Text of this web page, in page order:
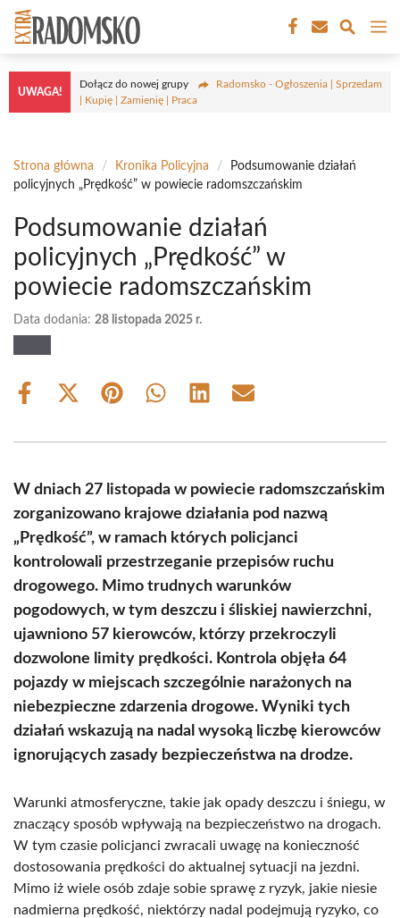
Przejdź
do
treści
UWAGA!
Dołącz do nowej grupy
Radomsko - Ogłoszenia | Sprzedam
| Kupię | Zamienię | Praca
Strona główna / Kronika Policyjna /
Podsumowanie działań
policyjnych „Prędkość” w powiecie radomszczańskim
Podsumowanie działań
policyjnych „Prędkość” w
powiecie radomszczańskim
Data dodania: 28 listopada 2025 r.
Share
Share
(Twitter)
Share Share Share Share
W dniach 27 listopada w powiecie radomszczańskim
zorganizowano krajowe działania pod nazwą
„Prędkość”, w ramach których policjanci
kontrolowali przestrzeganie przepisów ruchu
drogowego. Mimo trudnych warunków
pogodowych, w tym deszczu i śliskiej nawierzchni,
ujawniono 57 kierowców, którzy przekroczyli
dozwolone limity prędkości. Kontrola objęła 64
pojazdy w miejscach szczególnie narażonych na
niebezpieczne zdarzenia drogowe. Wyniki tych
działań wskazują na nadal wysoką liczbę kierowców
ignorujących zasady bezpieczeństwa na drodze.
Warunki atmosferyczne, takie jak opady deszczu i śniegu, w
znaczący sposób wpływają na bezpieczeństwo na drogach.
W tym czasie policjanci zwracali uwagę na konieczność
dostosowania prędkości do aktualnej sytuacji na jezdni.
Mimo iż wiele osób zdaje sobie sprawę z ryzyk, jakie niesie
nadmierna prędkość, niektórzy nadal podejmują ryzyko, co